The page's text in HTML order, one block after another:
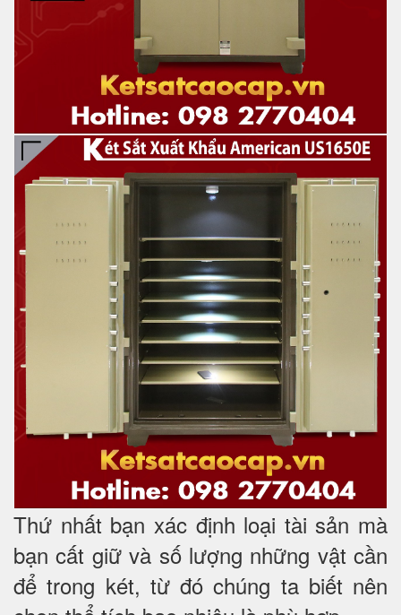
Thứ nhất bạn xác định loại tài sản mà
bạn cất giữ và số lượng những vật cần
để trong két, từ đó chúng ta biết nên